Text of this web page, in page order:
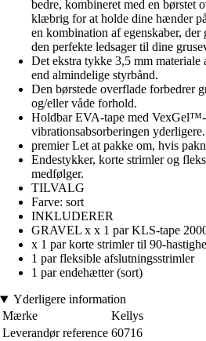
bedre, kombineret med en børstet
klæbrig for at holde dine hænder
en kombination af egenskaber,
den perfekte ledsager til dine
Det ekstra tykke 3,5 mm materiale
end almindelige styrbånd.
Den børstede overflade forbedrer
og/eller våde forhold.
Holdbar EVA-tape med
vibrationsabsorberingen yderligere.
premier Let at pakke om, hvis
Endestykker, korte strimler og
medfølger.
TILVALG
Farve: sort
INKLUDERER
GRAVEL x x 1 par KLS-tape
x 1 par korte strimler til 90-
1 par fleksible afslutningsstrimler
1 par endehætter (sort)
Yderligere information
Mærke
Kellys
Leverandør reference 60716